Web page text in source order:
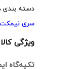
دسته بندی
سری نیمکت
ویژگی کالا
تکیه‌گاه